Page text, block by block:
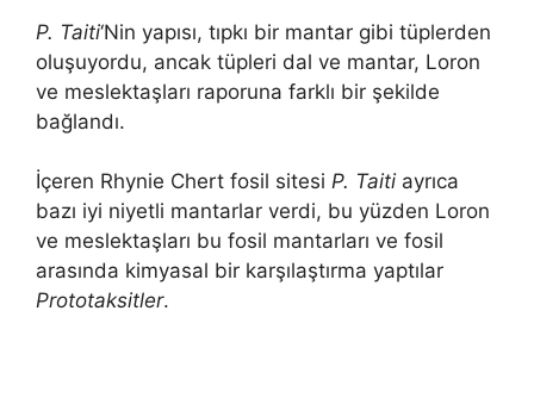
P. Taiti‘Nin yapısı, tıpkı bir mantar gibi tüplerden
oluşuyordu, ancak tüpleri dal ve mantar, Loron
ve meslektaşları raporuna farklı bir şekilde
bağlandı.
İçeren Rhynie Chert fosil sitesi P. Taiti ayrıca
bazı iyi niyetli mantarlar verdi, bu yüzden Loron
ve meslektaşları bu fosil mantarları ve fosil
arasında kimyasal bir karşılaştırma yaptılar
Prototaksitler.